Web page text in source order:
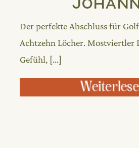
Der perfekte Abschluss für
Achtzehn Löcher. Mostviertler
Gefühl, [...]